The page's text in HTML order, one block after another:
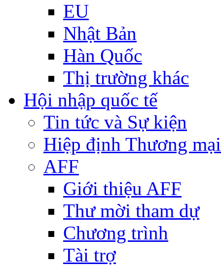
EU
Nhật Bản
Hàn Quốc
Thị trường khác
Hội nhập quốc tế
Tin tức và Sự kiện
Hiệp định Thương
AFF
Giới thiệu AFF
Thư mời tham dự
Chương trình
Tài trợ